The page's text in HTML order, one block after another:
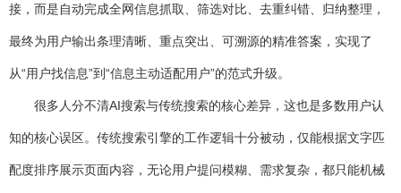
接，而是自动完成全网信息抓取、筛选对比、去重纠错、归纳整理，
最终为用户输出条理清晰、重点突出、可溯源的精准答案，实现了
从“用户找信息”到“信息主动适配用户”的范式升级。
很多人分不清AI搜索与传统搜索的核心差异，这也是多数用户认
知的核心误区。传统搜索引擎的工作逻辑十分被动，仅能根据文字匹
配度排序展示页面内容，无论用户提问模糊、需求复杂，都只能机械